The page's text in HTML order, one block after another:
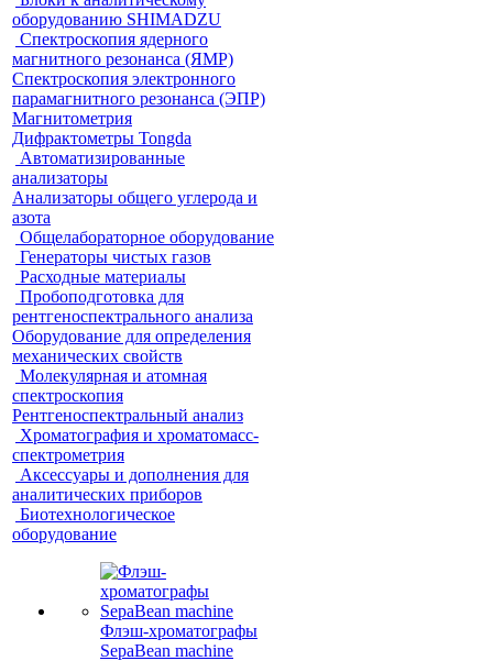
оборудованию SHIMADZU
Спектроскопия ядерного
магнитного резонанса (ЯМР)
Спектроскопия электронного
парамагнитного резонанса (ЭПР)
Магнитометрия
Дифрактометры Tongda
Автоматизированные
анализаторы
Анализаторы общего углерода и
азота
Общелабораторное оборудование
Генераторы чистых газов
Расходные материалы
Пробоподготовка для
рентгеноспектрального анализа
Оборудование для определения
механических свойств
Молекулярная и атомная
спектроскопия
Рентгеноспектральный анализ
Хроматография и хроматомасс-
спектрометрия
Аксессуары и дополнения для
аналитических приборов
Биотехнологическое
оборудование
Флэш-хроматографы
SepaBean machine